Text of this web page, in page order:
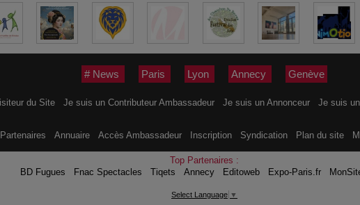
# News Paris Lyon Annecy Genève
du Site Je suis un Contributeur Ambassadeur Je suis un Annonceur Je suis
Annuaire Accès Ambassadeur Inscription Syndication Plan du site
Top Partenaires :
BD Fugues
Fnac Spectacles Tiqets Annecy Editoweb Expo-Paris.fr
Select Language ▼